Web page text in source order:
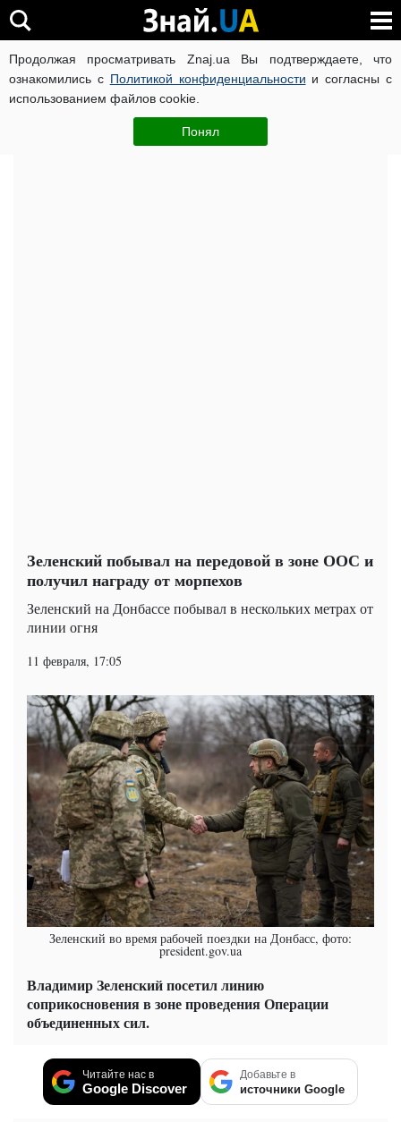
Продолжая просматривать Znaj.ua Вы подтверждаете, что
ознакомились с Политикой конфиденциальности и согласны с
использованием файлов cookie.
Понял
ВОЙНА РОССИИ ПРОТИВ УКРАИНЫ КОРОНАВИРУС В
ЧИТАТИ УКРАЇНСЬКОЮ
Зеленский побывал на передовой в зоне ООС и
получил награду от морпехов
Зеленский на Донбассе побывал в нескольких метрах от
линии огня
11 февраля, 17:05
Зеленский во время рабочей поездки на Донбасс, фото:
president.gov.ua
Владимир Зеленский посетил линию
соприкосновения в зоне проведения Операции
объединенных сил.
Читайте нас в
Google Discover
Добавьте в
источники Google